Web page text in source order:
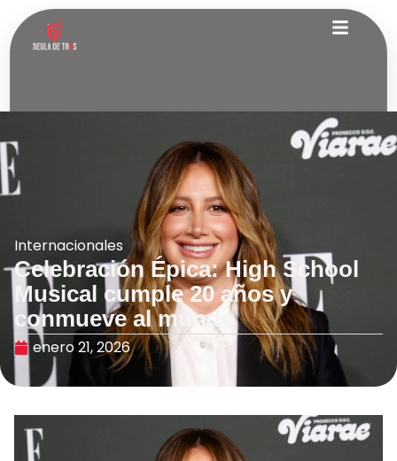
Internacionales
Celebración Épica: High School
Musical cumple 20 años y
conmueve al mundo
enero 21, 2026